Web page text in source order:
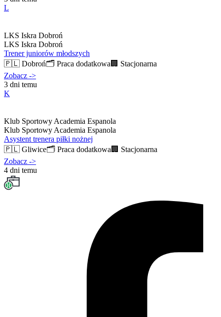
L
LKS Iskra Dobroń
LKS Iskra Dobroń
Trener juniorów młodszych
🇵🇱 Dobroń🗂️ Praca dodatkowa 🏢 Stacjonarna
Zobacz ->
3 dni temu
K
Klub Sportowy Academia Espanola
Klub Sportowy Academia Espanola
Asystent trenera piłki nożnej
🇵🇱 Gliwice🗂️ Praca dodatkowa 🏢 Stacjonarna
Zobacz ->
4 dni temu